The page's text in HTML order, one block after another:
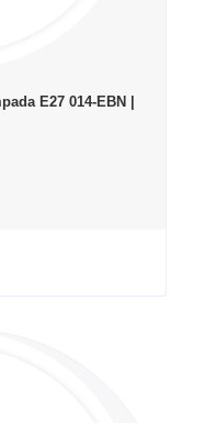
E27 014-EBN |